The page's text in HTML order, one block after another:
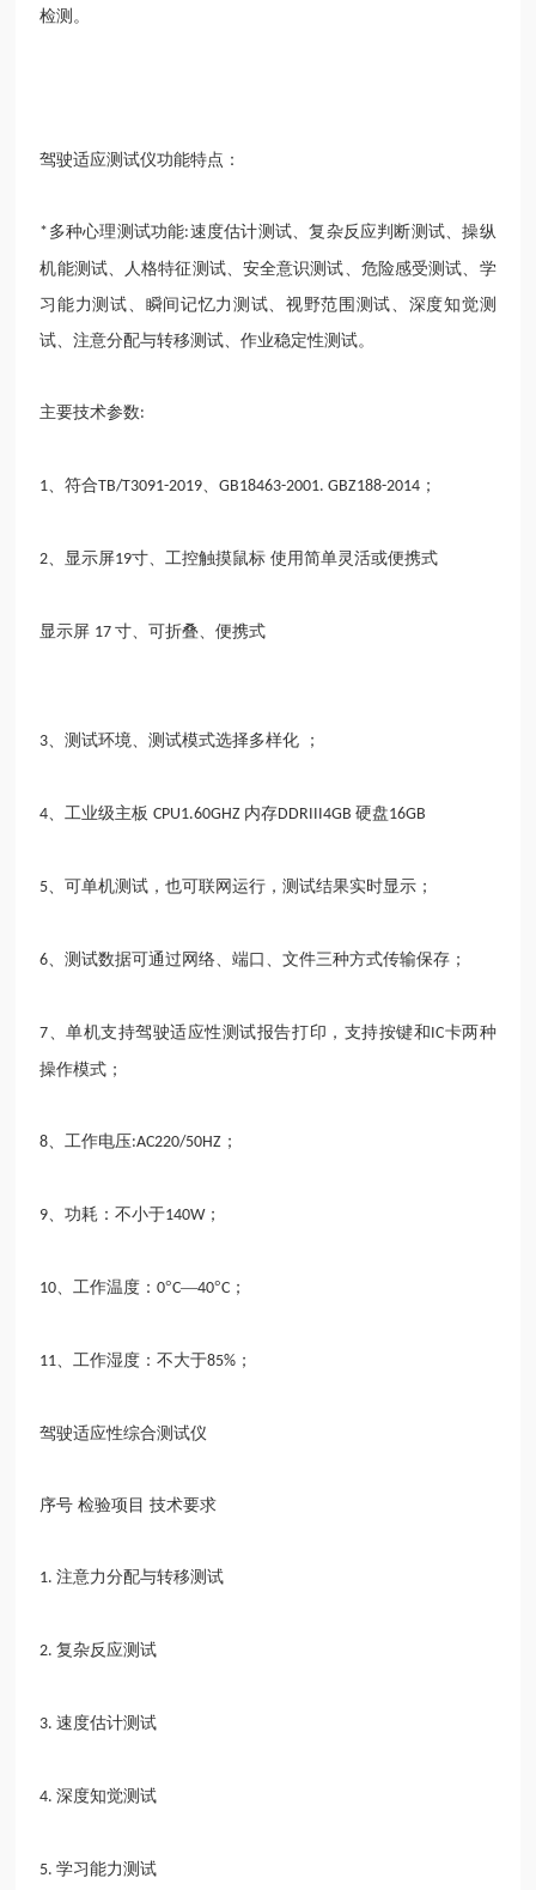
检测。
驾驶适应测试仪功能特点：
* 多种心理测试功能:速度估计测试、复杂反应判断测试、操纵
机能测试、人格特征测试、安全意识测试、危险感受测试、学
习能力测试、瞬间记忆力测试、视野范围测试、深度知觉测
试、注意分配与转移测试、作业稳定性测试。
主要技术参数:
1 、符合TB/T3091-2019 、GB18463-2001. GBZ188-2014 ；
2 、显示屏19寸、工控触摸鼠标 使用简单灵活或便携式
显示屏 17寸、可折叠、便携式
3 、测试环境、测试模式选择多样化 ；
4 、工业级主板 CPU1.60GHZ 内存DDRIII4GB硬盘16GB
5 、可单机测试，也可联网运行，测试结果实时显示；
6 、测试数据可通过网络、端口、文件三种方式传输保存；
7 、单机支持驾驶适应性测试报告打印，支持按键和 IC卡两种
操作模式；
8 、工作电压:AC220/50HZ ；
9 、功耗：不小于140W；
10 、工作温度：0°C—40°C ；
11 、工作湿度：不大于85% ；
驾驶适应性综合测试仪
序号 检验项目 技术要求
1.注意力分配与转移测试
2.复杂反应测试
3.速度估计测试
4.深度知觉测试
5.学习能力测试